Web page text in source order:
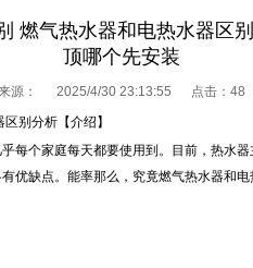
燃气热水器和电热水器区
顶哪个先安装
源： 2025/4/30 23:13:55 点击： 48
别分析【介绍】
每个家庭每天都要使用到。目前，热水
优缺点。能率那么，究竟燃气热水器和